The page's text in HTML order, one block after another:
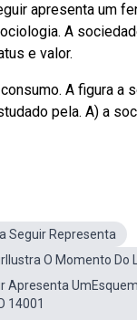
apresenta um
A
e valor.
A figura a
pela. A) a
Seguir Representa
O Momento Do
Apresenta
14001